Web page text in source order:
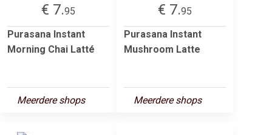
€ 7.95
Purasana Instant
Morning Chai Latté
Meerdere shops
€ 7.95
Purasana Instant
Mushroom Latte
Meerdere shops